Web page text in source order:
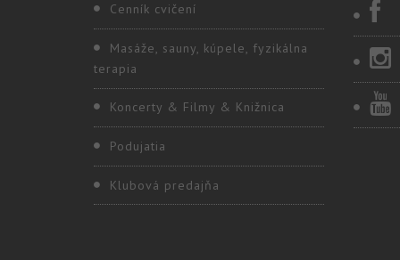
Cenník cvičení
Masáže, sauny, kúpele, fyzikálna
terapia
Koncerty & Filmy & Knižnica
Podujatia
Klubová predajňa